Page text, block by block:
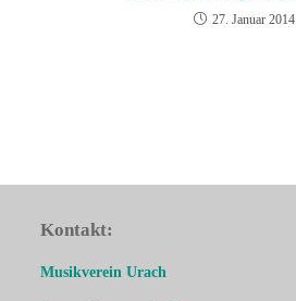
27. Januar 2014
Kontakt:
Musikverein Urach